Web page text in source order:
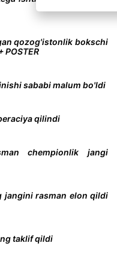
qozog'istonlik bokschi
POSTER
sababi malum bo'ldi
qilindi
chempionlik jangi
jangini rasman elon qildi
taklif qildi